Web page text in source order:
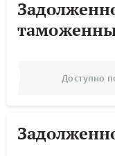
Доступно